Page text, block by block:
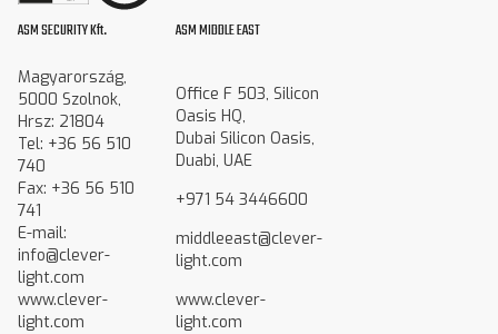
ASM SECURITY Kft.
Magyarország,
5000 Szolnok,
Hrsz: 21804
Tel: +36 56 510
740
Fax: +36 56 510
741
E-mail:
info@clever-
light.com
www.clever-
light.com
ASM MIDDLE EAST
Office F 503, Silicon
Oasis HQ,
Dubai Silicon Oasis,
Duabi, UAE
+971 54 3446600
middleeast@clever-
light.com
www.clever-
light.com